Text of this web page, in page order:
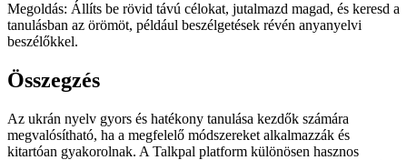
Megoldás: Állíts be rövid távú célokat, jutalmazd magad, és keresd a
tanulásban az örömöt, például beszélgetések révén anyanyelvi
beszélőkkel.
Összegzés
Az ukrán nyelv gyors és hatékony tanulása kezdők számára
megvalósítható, ha a megfelelő módszereket alkalmazzák és
kitartóan gyakorolnak. A Talkpal platform különösen hasznos